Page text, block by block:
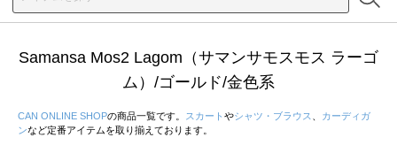
Samansa Mos2 Lagom（サマンサモスモス ラーゴ
ム）/ゴールド/金色系
CAN ONLINE SHOPの商品一覧です。 スカート やシャツ・ブラウス
カーディガ
ンなど定番アイテムを取り揃えております。